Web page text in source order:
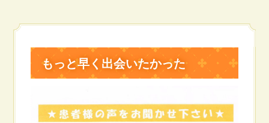
もっと早く出会いたかった